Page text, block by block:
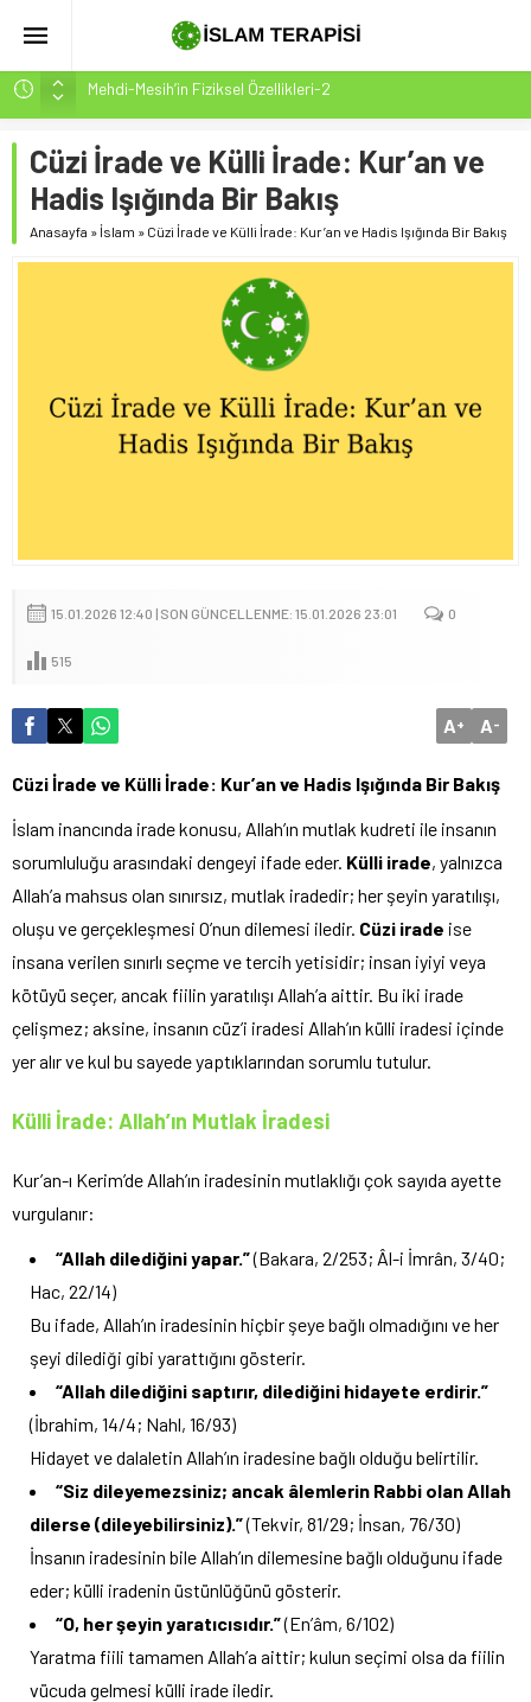
Mehdi-Mesih’in Fiziksel Özellikleri-2
Hakikatin Nihai Ölçüsü: Kur’an-ı Kerim’in Önceki Kitapları
Tasdiki ve Tahrifleri Arındırması
26.07.2026 Tarihinde Güncellenmiştir(ÇOK ÖNEMLİ)
İsrâ Sûresi(17) 1. Ayet’in 7 Dilde Yazılışı
SAKIN ÇOĞUNLUK SİZİ ALDATMASIN
Cüzi İrade ve Külli İrade: Kur’an ve
Hadis Işığında Bir Bakış
Anasayfa » İslam » Cüzi İrade ve Külli İrade: Kur’an ve Hadis Işığında Bir Bakış
15.01.2026 12:40 | SON GÜNCELLENME: 15.01.2026 23:01 0
515
A+ A-
Cüzi İrade ve Külli İrade: Kur’an ve Hadis Işığında Bir Bakış
İslam inancında irade konusu, Allah’ın mutlak kudreti ile insanın
sorumluluğu arasındaki dengeyi ifade eder. Külli irade, yalnızca
Allah’a mahsus olan sınırsız, mutlak iradedir; her şeyin yaratılışı,
oluşu ve gerçekleşmesi O’nun dilemesi iledir. Cüzi irade ise
insana verilen sınırlı seçme ve tercih yetisidir; insan iyiyi veya
kötüyü seçer, ancak fiilin yaratılışı Allah’a aittir. Bu iki irade
çelişmez; aksine, insanın cüz’i iradesi Allah’ın külli iradesi içinde
yer alır ve kul bu sayede yaptıklarından sorumlu tutulur.
Külli İrade: Allah’ın Mutlak İradesi
Kur’an-ı Kerim’de Allah’ın iradesinin mutlaklığı çok sayıda ayette
vurgulanır:
“Allah dilediğini yapar.”(Bakara, 2/253; Âl-i İmrân, 3/40;
Hac, 22/14)
Bu ifade, Allah’ın iradesinin hiçbir şeye bağlı olmadığını ve her
şeyi dilediği gibi yarattığını gösterir.
“Allah dilediğini saptırır, dilediğini hidayete erdirir.”
(İbrahim, 14/4; Nahl, 16/93)
Hidayet ve dalaletin Allah’ın iradesine bağlı olduğu belirtilir.
“Siz dileyemezsiniz; ancak âlemlerin Rabbi olan Allah
dilerse (dileyebilirsiniz).”(Tekvir, 81/29; İnsan, 76/30)
İnsanın iradesinin bile Allah’ın dilemesine bağlı olduğunu ifade
eder; külli iradenin üstünlüğünü gösterir.
“O, her şeyin yaratıcısıdır.”(En’âm, 6/102)
Yaratma fiili tamamen Allah’a aittir; kulun seçimi olsa da fiilin
vücuda gelmesi külli irade iledir.